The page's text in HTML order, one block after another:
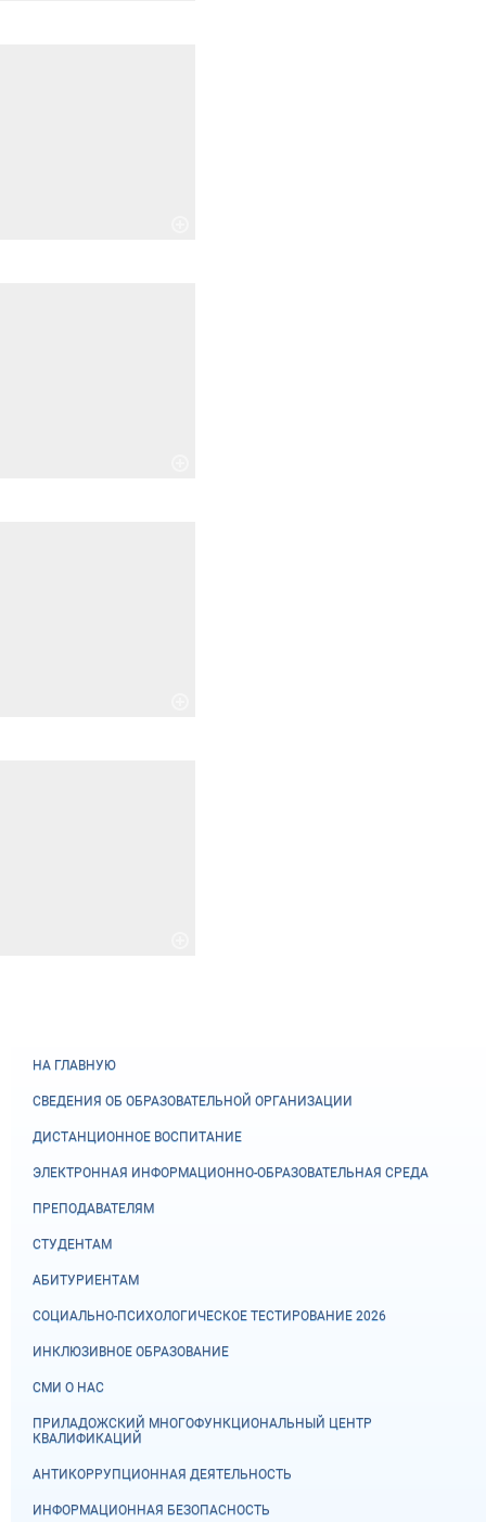
НА ГЛАВНУЮ
СВЕДЕНИЯ ОБ ОБРАЗОВАТЕЛЬНОЙ ОРГАНИЗАЦИИ
ДИСТАНЦИОННОЕ ВОСПИТАНИЕ
ЭЛЕКТРОННАЯ ИНФОРМАЦИОННО-ОБРАЗОВАТЕЛЬНАЯ СРЕДА
ПРЕПОДАВАТЕЛЯМ
СТУДЕНТАМ
АБИТУРИЕНТАМ
СОЦИАЛЬНО-ПСИХОЛОГИЧЕСКОЕ ТЕСТИРОВАНИЕ 2026
ИНКЛЮЗИВНОЕ ОБРАЗОВАНИЕ
СМИ О НАС
ПРИЛАДОЖСКИЙ МНОГОФУНКЦИОНАЛЬНЫЙ ЦЕНТР
КВАЛИФИКАЦИЙ
АНТИКОРРУПЦИОННАЯ ДЕЯТЕЛЬНОСТЬ
ИНФОРМАЦИОННАЯ БЕЗОПАСНОСТЬ